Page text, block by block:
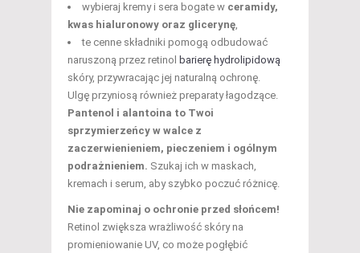
wybieraj kremy i sera bogate w ceramidy,
kwas hialuronowy oraz glicerynę,
te cenne składniki pomogą odbudować
naruszoną przez retinol barierę hydrolipidową
skóry, przywracając jej naturalną ochronę.
Ulgę przyniosą również preparaty łagodzące.
Pantenol i alantoina to Twoi
sprzymierzeńcy w walce z
zaczerwienieniem, pieczeniem i ogólnym
podrażnieniem. Szukaj ich w maskach,
kremach i serum, aby szybko poczuć różnicę.
Nie zapominaj o ochronie przed słońcem!
Retinol zwiększa wrażliwość skóry na
promieniowanie UV, co może pogłębić